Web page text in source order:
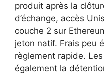
produit après la
d’échange, accès
couche 2 sur
jeton natif. Frais peu
règlement rapide.
également la